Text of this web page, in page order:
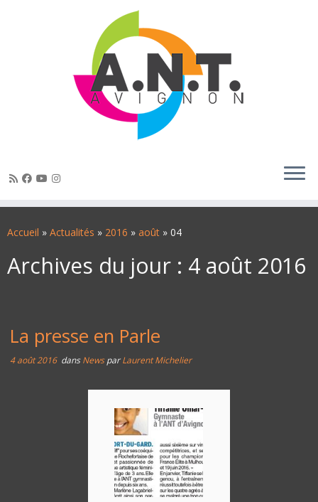
auAccueil » Actualités » 2016 » août » 04
Archives du jour : 4 août 2016
La presse en Parle
4 août 2016dansNewsparLaurent Michelier